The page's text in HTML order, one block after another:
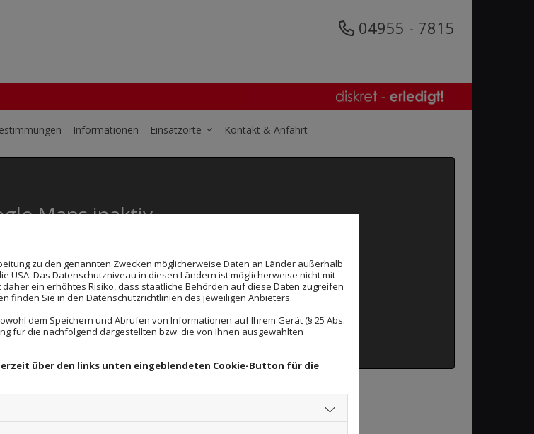
04955 - 7815
Informationen Einsatzorte Kontakt & Anfahrt
Maps inaktiv
kann dieses Modul nicht geladen werden.
EINSTELLUNGEN
zu den genannten Zwecken möglicherweise Daten an Länder außerhalb
USA. Das Datenschutzniveau in diesen Ländern ist möglicherweise nicht mit
daher ein erhöhtes Risiko, dass staatliche Behörden auf diese Daten zugreifen
finden Sie in den Datenschutzrichtlinien des jeweiligen Anbieters.
dem Speichern und Abrufen von Informationen auf Ihrem Gerät (§ 25 Abs.
für die nachfolgend dargestellten bzw. die von Ihnen ausgewählten
über den links unten eingeblendeten Cookie-Button für die